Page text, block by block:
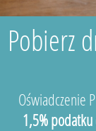
Pobierz
Oświadczenie
1,5% podatku